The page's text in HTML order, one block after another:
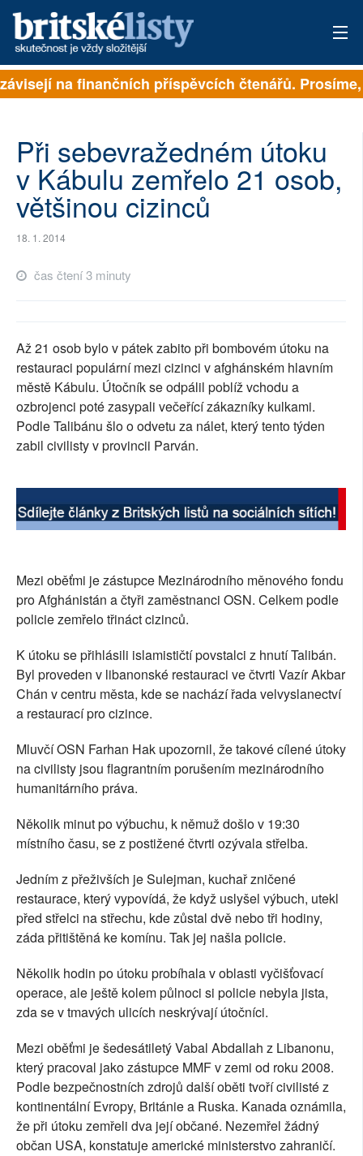
PŘIHLÁSIT
ARCHIV
ROZHOVORY
TÉMATA
NEJČTENĚJŠÍ ZA 7 DNÍ
PŘÍSPĚVKY NA PROVOZ
SOCIÁLNÍ SÍTĚ
RUBRIKY
PLNÁ VERZE STRÁNEK
na finančních příspěvcích čtenářů. Prosíme,
Při sebevražedném útoku
v Kábulu zemřelo 21 osob,
většinou cizinců
18. 1. 2014
čas čtení 3 minuty
Až 21 osob bylo v pátek zabito při bombovém útoku na
restauraci populární mezi cizinci v afghánském hlavním
městě Kábulu. Útočník se odpálil poblíž vchodu a
ozbrojenci poté zasypali večeřící zákazníky kulkami.
Podle Talibánu šlo o odvetu za nálet, který tento týden
zabil civilisty v provincii Parván.
Mezi oběťmi je zástupce Mezinárodního měnového fondu
pro Afghánistán a čtyři zaměstnanci OSN. Celkem podle
policie zemřelo třináct cizinců.
K útoku se přihlásili islamističtí povstalci z hnutí Talibán.
Byl proveden v libanonské restauraci ve čtvrti Vazír Akbar
Chán v centru města, kde se nachází řada velvyslanectví
a restaurací pro cizince.
Mluvčí OSN Farhan Hak upozornil, že takové cílené útoky
na civilisty jsou flagrantním porušením mezinárodního
humanitárního práva.
Několik minut po výbuchu, k němuž došlo v 19:30
místního času, se z postižené čtvrti ozývala střelba.
Jedním z přeživších je Sulejman, kuchař zničené
restaurace, který vypovídá, že když uslyšel výbuch, utekl
před střelci na střechu, kde zůstal dvě nebo tři hodiny,
záda přitištěná ke komínu. Tak jej našla policie.
Několik hodin po útoku probíhala v oblasti vyčišťovací
operace, ale ještě kolem půlnoci si policie nebyla jista,
zda se v tmavých ulicích neskrývají útočníci.
Mezi oběťmi je šedesátiletý Vabal Abdallah z Libanonu,
který pracoval jako zástupce MMF v zemi od roku 2008.
Podle bezpečnostních zdrojů další oběti tvoří civilisté z
kontinentální Evropy, Británie a Ruska. Kanada oznámila,
že při útoku zemřeli dva její občané. Nezemřel žádný
občan USA, konstatuje americké ministerstvo zahraničí.